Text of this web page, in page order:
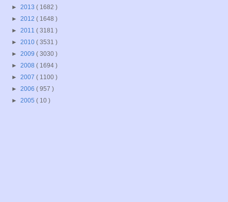
► 2013 ( 1682 )
► 2012 ( 1648 )
► 2011 ( 3181 )
► 2010 ( 3531 )
► 2009 ( 3030 )
► 2008 ( 1694 )
► 2007 ( 1100 )
► 2006 ( 957 )
► 2005 ( 10 )